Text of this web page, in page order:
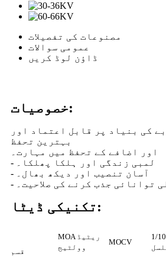
مصنوعات کی تفصیلات
عمومی سوالات
ڈاؤن لوڈ کریں
خصوصیات:
کی بنیاد پر قابل اعتماد اور
بہترین تحفظ
اور اضافے کے تحفظ میں مہارت۔
- لمبی زندگی اور ہلکا پھلکا۔
- آسان تنصیب اور دیکھ بھال۔
توانائی جذب کرنے کی صلاحیت۔
تکنیکی ڈیٹا:
قسم
MOA ریٹیڈ
وولٹیج
MOCV